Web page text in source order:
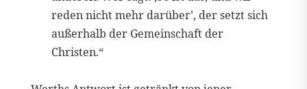
reden nicht mehr darüber’, der setzt sich
außerhalb der Gemeinschaft der
Christen.“